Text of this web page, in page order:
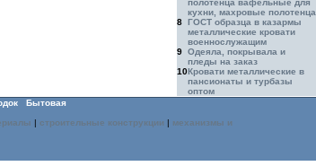
полотенца вафельные для
кухни, махровые полотенца
8 ГОСТ образца в казармы
металлические кровати
военнослужащим
9 Одеяла, покрывала и
пледы на заказ
10Кровати металлические в
пансионаты и турбазы
оптом
Бытовая
| строительные конструкции | механизмы и